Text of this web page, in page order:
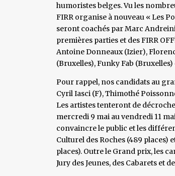
humoristes belges. Vu les
FIRR organise à nouveau « Les
seront coachés par Marc
premières parties et des FIRR
Antoine Donneaux (Izier),
(Bruxelles), Funky Fab
Pour rappel, nos candidats au
Cyril Iasci (F), Thimothé
Les artistes tenteront de
mercredi 9 mai au vendredi 11
convaincre le public et les
Culturel des Roches (489 places)
places). Outre le Grand prix, les
Jury des Jeunes, des Cabarets et